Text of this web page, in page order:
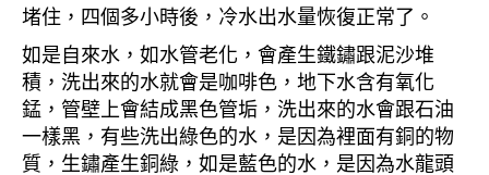
堵住，四個多小時後，冷水出水量恢復正常了。
如是自來水，如水管老化，會產生鐵鏽跟泥沙堆
積，洗出來的水就會是咖啡色，地下水含有氧化
錳，管壁上會結成黑色管垢，洗出來的水會跟石油
一樣黑，有些洗出綠色的水，是因為裡面有銅的物
質，生鏽產生銅綠，如是藍色的水，是因為水龍頭